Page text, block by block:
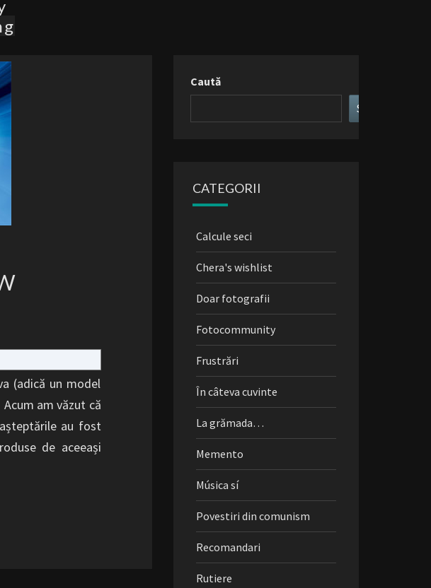
(adică un model
am văzut că
au fost
de aceeași
Caută
Search
CATEGORII
Calcule seci
Chera's wishlist
Doar fotografii
Fotocommunity
Frustrări
În câteva cuvinte
La grămada…
Memento
Música sí
Povestiri din comunism
Recomandari
Rutiere